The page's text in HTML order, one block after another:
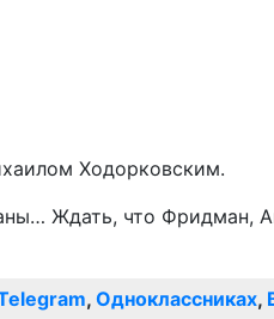
Ходорковским.
Ждать, что Фридман,
, Одноклассниках,